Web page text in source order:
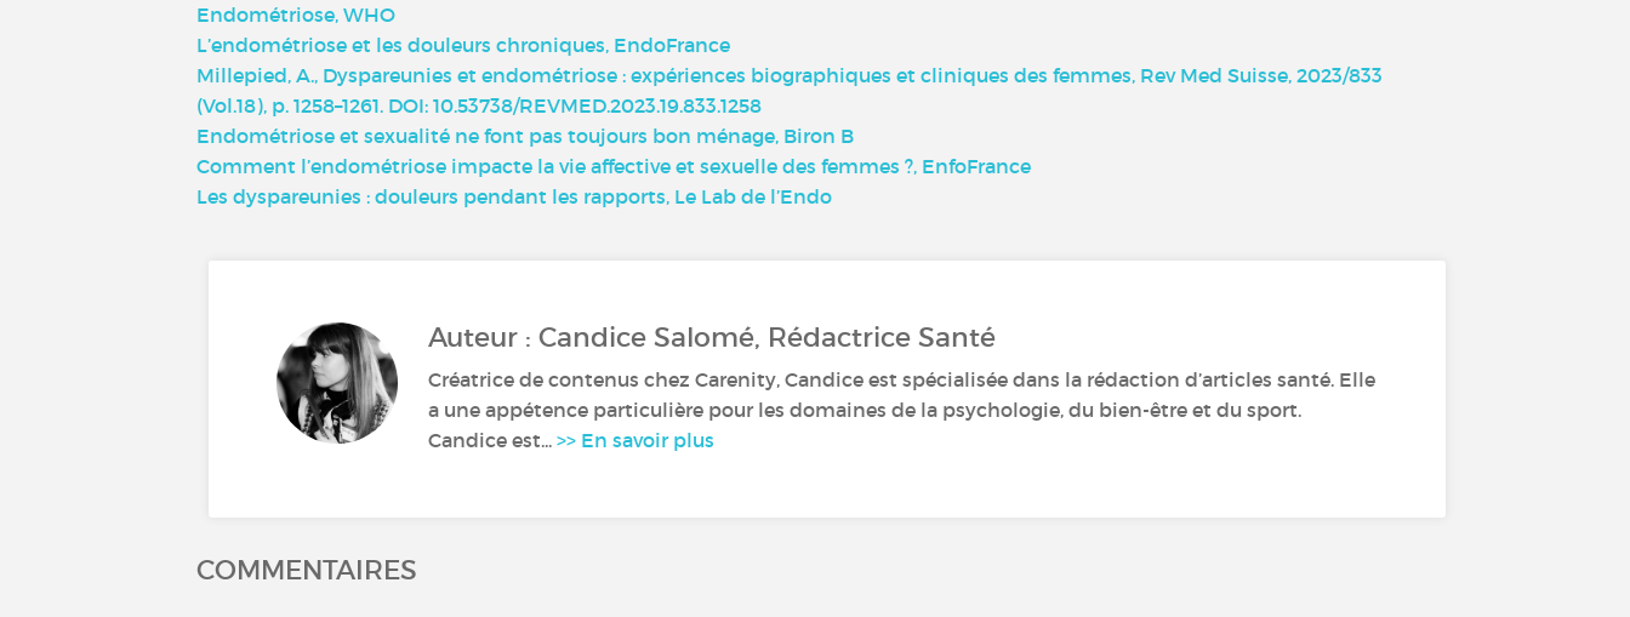
Endométriose, WHO
L’endométriose et les douleurs chroniques, EndoFrance
Millepied, A., Dyspareunies et endométriose : expériences biographiques et cliniques des femmes, Rev Med Suisse, 2023/833
(Vol.18), p. 1258–1261. DOI: 10.53738/REVMED.2023.19.833.1258
Endométriose et sexualité ne font pas toujours bon ménage, Biron B
Comment l’endométriose impacte la vie affective et sexuelle des femmes ?, EnfoFrance
Les dyspareunies : douleurs pendant les rapports, Le Lab de l’Endo
Auteur : Candice Salomé, Rédactrice Santé
Créatrice de contenus chez Carenity, Candice est spécialisée dans la rédaction d’articles santé. Elle
a une appétence particulière pour les domaines de la psychologie, du bien-être et du sport.
Candice est... >> En savoir plus
COMMENTAIRES